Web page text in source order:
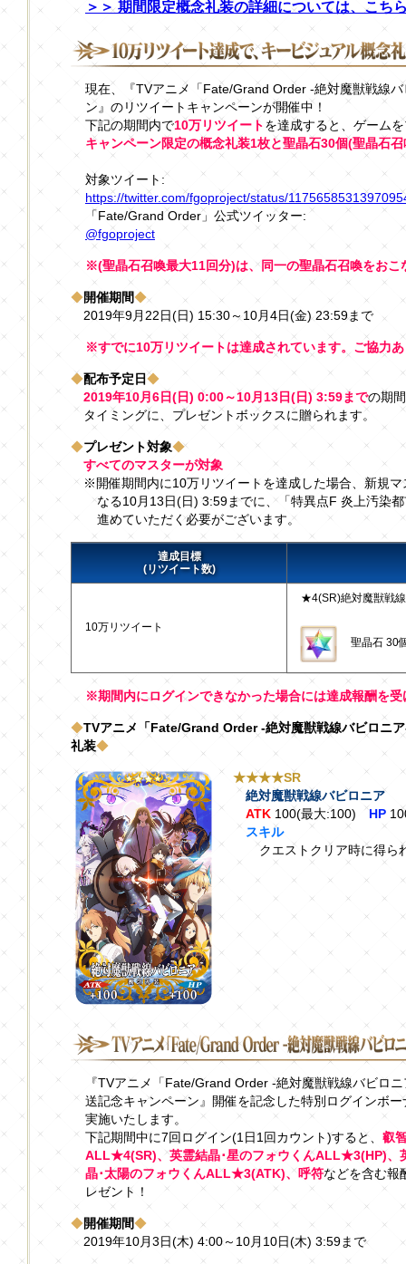
＞＞ 期間限定概念礼装の詳細については、こち
現在、『TVアニメ「Fate/Grand Order -絶対魔獣戦線
ン』のリツイートキャンペーンが開催中！
下記の期間内で10万リツイートを達成すると、ゲーム
キャンペーン限定の概念礼装1枚と聖晶石30個(聖晶石
対象ツイート:
https://twitter.com/fgoproject/status/
「Fate/Grand Order」公式ツイッター:
@fgoproject
※(聖晶石召喚最大11回分)は、同一の聖晶石召喚をおこ
◆開催期間◆
2019年9月22日(日) 15:30～10月4日(金) 23:59まで
※すでに10万リツイートは達成されています。ご協力
◆配布予定日◆
2019年10月6日(日) 0:00～10月13日(日) 3:59までの期
タイミングに、プレゼントボックスに贈られます。
◆プレゼント対象◆
すべてのマスターが対象
※開催期間内に10万リツイートを達成した場合、新規
なる10月13日(日) 3:59までに、「特異点F 炎上汚染
進めていただく必要がございます。
達成目標
(リツイート数)
10万リツイート
★4(SR)絶対魔獣戦
聖晶石 30
※期間内にログインできなかった場合には達成報酬を
◆TVアニメ「Fate/Grand Order -絶対魔獣戦線バビロニ
礼装◆
★★★★SR
絶対魔獣戦線バビロニア
ATK 100(最大:100)HP
スキル
クエストクリア時に得ら
『TVアニメ「Fate/Grand Order -絶対魔獣戦線バビロ
送記念キャンペーン』開催を記念した特別ログインボー
実施いたします。
下記期間中に7回ログイン(1日1回カウント)すると、 叡
ALL★4(SR)、英霊結晶･星のフォウくんALL★3(HP)、
晶･太陽のフォウくんALL★3(ATK)、呼符などを含む報
レゼント！
◆開催期間◆
2019年10月3日(木) 4:00～10月10日(木) 3:59まで